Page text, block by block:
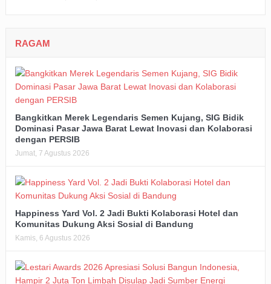
RAGAM
Bangkitkan Merek Legendaris Semen Kujang, SIG Bidik
Dominasi Pasar Jawa Barat Lewat Inovasi dan Kolaborasi
dengan PERSIB
Jumat, 7 Agustus 2026
Happiness Yard Vol. 2 Jadi Bukti Kolaborasi Hotel dan
Komunitas Dukung Aksi Sosial di Bandung
Kamis, 6 Agustus 2026